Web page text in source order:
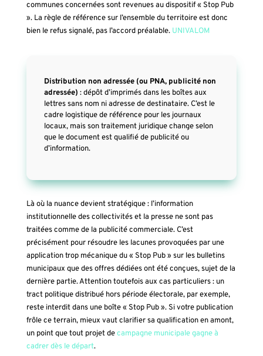
communes concernées sont revenues au dispositif « Stop Pub
». La règle de référence sur l’ensemble du territoire est donc
bien le refus signalé, pas l’accord préalable. UNIVALOM
Distribution non adressée (ou PNA, publicité non
adressée) : dépôt d’imprimés dans les boîtes aux
lettres sans nom ni adresse de destinataire. C’est le
cadre logistique de référence pour les journaux
locaux, mais son traitement juridique change selon
que le document est qualifié de publicité ou
d’information.
Là où la nuance devient stratégique : l’information
institutionnelle des collectivités et la presse ne sont pas
traitées comme de la publicité commerciale. C’est
précisément pour résoudre les lacunes provoquées par une
application trop mécanique du « Stop Pub » sur les bulletins
municipaux que des offres dédiées ont été conçues, sujet de la
dernière partie. Attention toutefois aux cas particuliers : un
tract politique distribué hors période électorale, par exemple,
reste interdit dans une boîte « Stop Pub ». Si votre publication
frôle ce terrain, mieux vaut clarifier sa qualification en amont,
un point que tout projet de campagne municipale gagne à
cadrer dès le départ.